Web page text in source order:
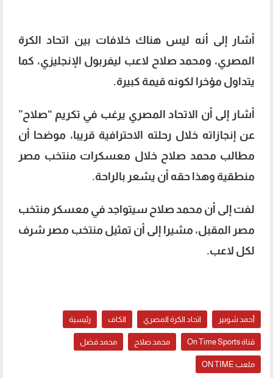
أشار إلى أنه ليس هناك خلافات بين اتحاد الكرة
المصري، ومحمد صلاح لاعب ليفربول الإنجليزي، كما
يتداول مؤخرا لكونه قيمة كبيرة.
أشار إلى أن الاتحاد المصري يرغب في تكريم “صلاح”
عن إنجازاته خلال رحلته الاحترافية قريبا، موضحا أن
مطالب محمد صلاح خلال معسكرات منتخب مصر
منطقية وهذا حقه أن يشعر بالراحة.
لفت إلى أن محمد صلاح سيتواجد في معسكر منتخب
مصر المقبل، مشيرا إلى أن تمثيل منتخب مصر شرف
لكل لاعب.
أحمد شوبير اتحاد الكرة المصري الكاف رئيسية
قناة On Time Sports محمد صلاح محمد فضل
ملعب ON TIME